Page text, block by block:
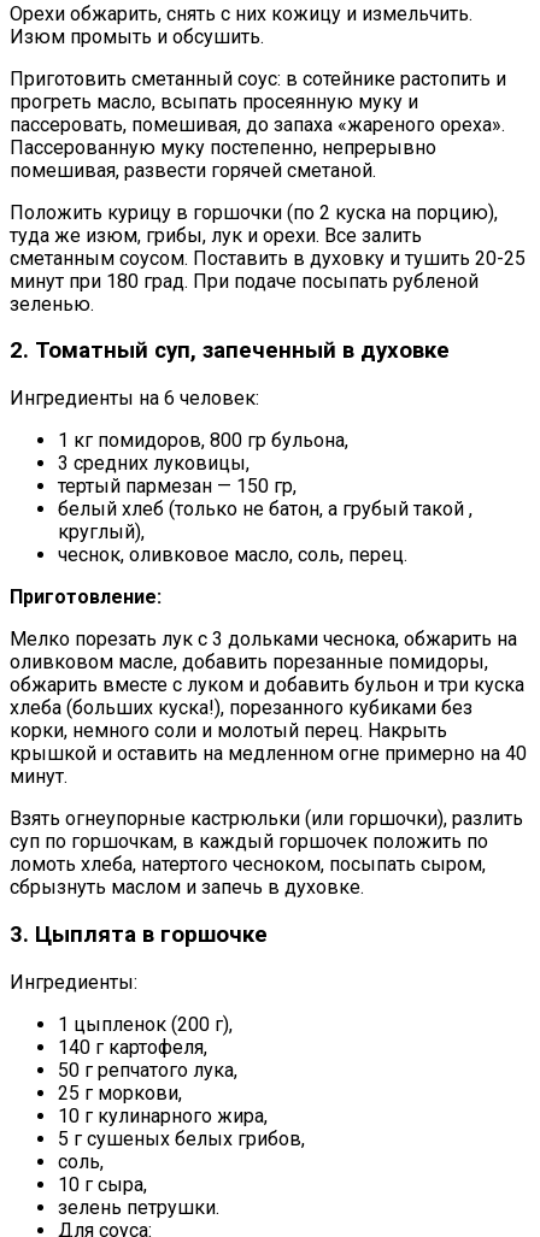
Орехи обжарить, снять с них кожицу и измельчить.
Изюм промыть и обсушить.
Приготовить сметанный соус: в сотейнике растопить и
прогреть масло, всыпать просеянную муку и
пассеровать, помешивая, до запаха «жареного ореха».
Пассерованную муку постепенно, непрерывно
помешивая, развести горячей сметаной.
Положить курицу в горшочки (по 2 куска на порцию),
туда же изюм, грибы, лук и орехи. Все залить
сметанным соусом. Поставить в духовку и тушить 20-25
минут при 180 град. При подаче посыпать рубленой
зеленью.
2. Томатный суп, запеченный в духовке
Ингредиенты на 6 человек:
1 кг помидоров, 800 гр бульона,
3 средних луковицы,
тертый пармезан — 150 гр,
белый хлеб (только не батон, а грубый такой ,
круглый),
чеснок, оливковое масло, соль, перец.
Приготовление:
Мелко порезать лук с 3 дольками чеснока, обжарить на
оливковом масле, добавить порезанные помидоры,
обжарить вместе с луком и добавить бульон и три куска
хлеба (больших куска!), порезанного кубиками без
корки, немного соли и молотый перец. Накрыть
крышкой и оставить на медленном огне примерно на 40
минут.
Взять огнеупорные кастрюльки (или горшочки), разлить
суп по горшочкам, в каждый горшочек положить по
ломоть хлеба, натертого чесноком, посыпать сыром,
сбрызнуть маслом и запечь в духовке.
3. Цыплята в горшочке
Ингредиенты:
1 цыпленок (200 г),
140 г картофеля,
50 г репчатого лука,
25 г моркови,
10 г кулинарного жира,
5 г сушеных белых грибов,
соль,
10 г сыра,
зелень петрушки.
Для соуса: